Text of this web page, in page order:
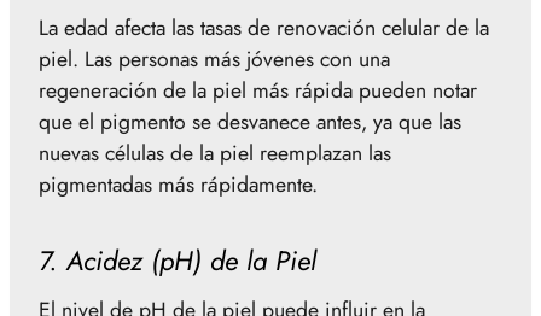
La edad afecta las tasas de renovación celular de la
piel. Las personas más jóvenes con una
regeneración de la piel más rápida pueden notar
que el pigmento se desvanece antes, ya que las
nuevas células de la piel reemplazan las
pigmentadas más rápidamente.
7. Acidez (pH) de la Piel